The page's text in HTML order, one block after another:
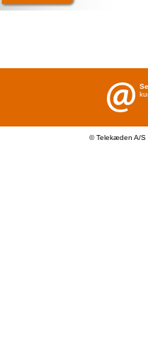
© Telekæden A/S